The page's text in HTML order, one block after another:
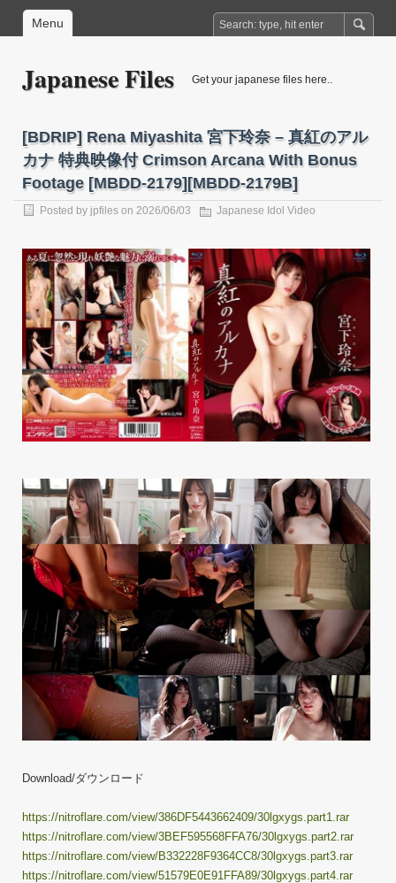
Menu
Japanese Files Get your japanese files here..
[BDRIP] Rena Miyashita 宮下玲奈 – 真紅のアル
カナ 特典映像付 Crimson Arcana With Bonus
Footage [MBDD-2179][MBDD-2179B]
Posted by jpfiles on 2026/06/03 Japanese Idol Video
Download/ダウンロード
https://nitroflare.com/view/386DF5443662409/30lgxygs.part1.rar
https://nitroflare.com/view/3BEF595568FFA76/30lgxygs.part2.rar
https://nitroflare.com/view/B332228F9364CC8/30lgxygs.part3.rar
https://nitroflare.com/view/51579E0E91FFA89/30lgxygs.part4.rar